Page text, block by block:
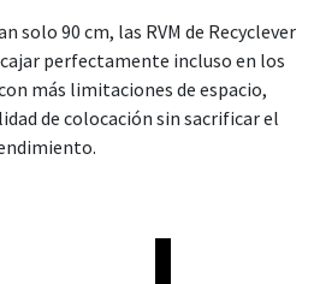
solo 90 cm, las RVM de Recyclever
perfectamente incluso en los
más limitaciones de espacio,
de colocación sin sacrificar el